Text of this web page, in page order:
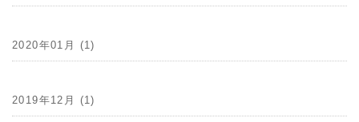
2020年01月 (1)
2019年12月 (1)